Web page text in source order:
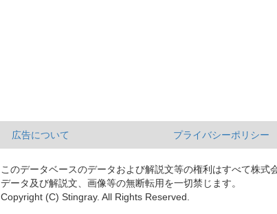
広告について プライバシーポリシー
このデータベースのデータおよび解説文等の権利はすべて株式
データ及び解説文、画像等の無断転用を一切禁じます。
Copyright (C) Stingray. All Rights Reserved.